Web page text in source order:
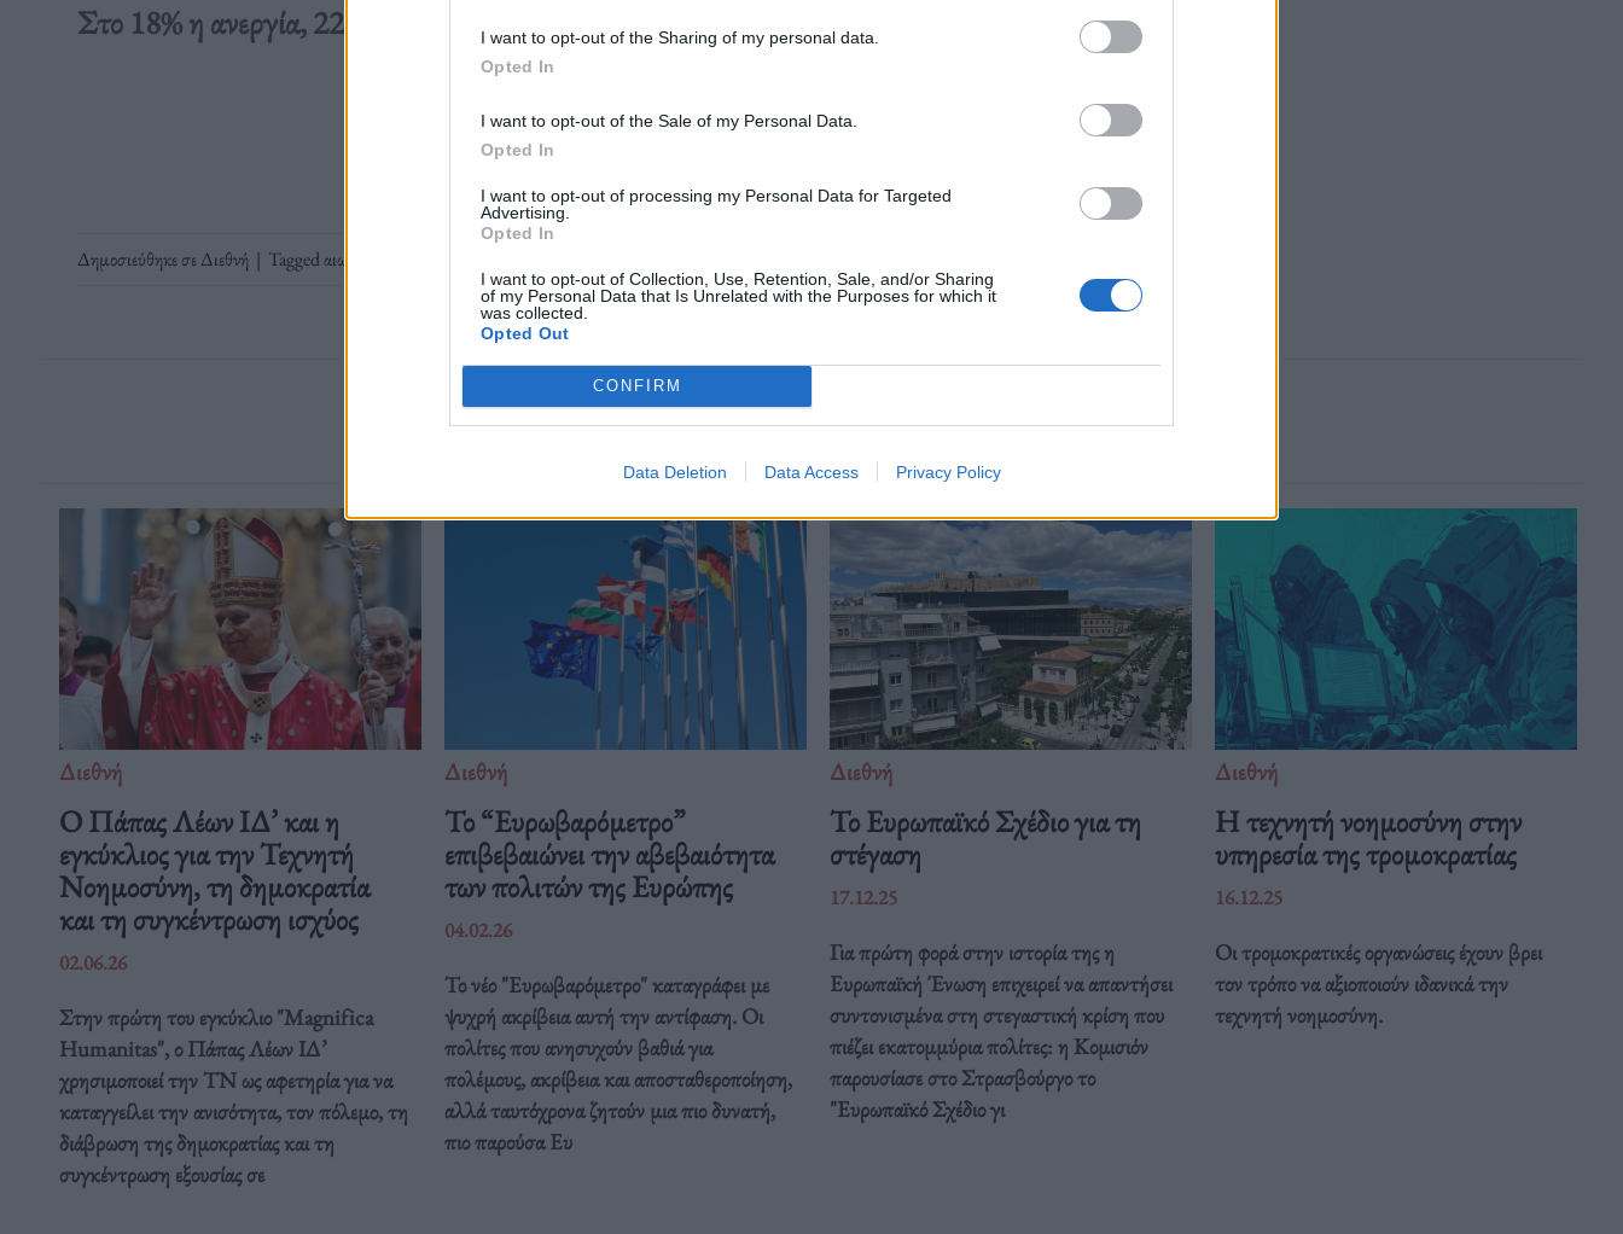
I want to opt-out of the Sharing of my personal data.
Opted In
I want to opt-out of the Sale of my Personal Data.
Opted In
I want to opt-out of processing my Personal Data for Targeted
Advertising.
Opted In
I want to opt-out of Collection, Use, Retention, Sale, and/or Sharing
of my Personal Data that Is Unrelated with the Purposes for which it
was collected.
Opted Out
CONFIRM
Data Deletion Data Access Privacy Policy
Στο 18% η ανεργία, 22 χιλιάδες οι αιωνόβιοι.
Διαβάστε περισσότερα →
Δημοσιεύθηκε σεΔιεθνή | Taggedαιωνόβιοι
Δείτε επίσης
Διεθνή
Ο Πάπας Λέων ΙΔ’ και η
εγκύκλιος για την Τεχνητή
Νοημοσύνη, τη δημοκρατία
και τη συγκέντρωση ισχύος
02.06.26
Στην πρώτη του εγκύκλιο "Magnifica
Humanitas", ο Πάπας Λέων ΙΔ’
χρησιμοποιεί την ΤΝ ως αφετηρία για να
καταγγείλει την ανισότητα, τον πόλεμο, τη
διάβρωση της δημοκρατίας και τη
συγκέντρωση εξουσίας σε
Διεθνή
Το “Ευρωβαρόμετρο”
επιβεβαιώνει την αβεβαιότητα
των πολιτών της Ευρώπης
04.02.26
Το νέο "Ευρωβαρόμετρο" καταγράφει με
ψυχρή ακρίβεια αυτή την αντίφαση. Oι
πολίτες που ανησυχούν βαθιά για
πολέμους, ακρίβεια και αποσταθεροποίηση,
αλλά ταυτόχρονα ζητούν μια πιο δυνατή,
πιο παρούσα Ευ
Διεθνή
Το Ευρωπαϊκό Σχέδιο για τη
στέγαση
17.12.25
Για πρώτη φορά στην ιστορία της η
Ευρωπαϊκή Ένωση επιχειρεί να απαντήσει
συντονισμένα στη στεγαστική κρίση που
πιέζει εκατομμύρια πολίτες: η Κομισιόν
παρουσίασε στο Στρασβούργο το
"Ευρωπαϊκό Σχέδιο γι
Διεθνή
Η τεχνητή νοημοσύνη στην
υπηρεσία της τρομοκρατίας
16.12.25
Οι τρομοκρατικές οργανώσεις έχουν βρει
τον τρόπο να αξιοποιούν ιδανικά την
τεχνητή νοημοσύνη.